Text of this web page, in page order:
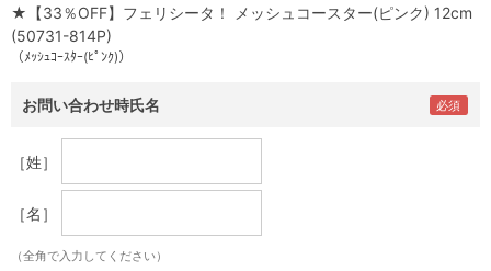
★【33％OFF】フェリシータ！ メッシュコースター(ピンク) 12cm
(50731-814P)
（ﾒｯｼｭｺｰｽﾀｰ(ﾋﾟﾝｸ)）
お問い合わせ時氏名
［姓］
［名］
（全角で入力してください）